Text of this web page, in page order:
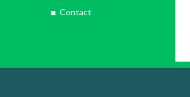
Contact